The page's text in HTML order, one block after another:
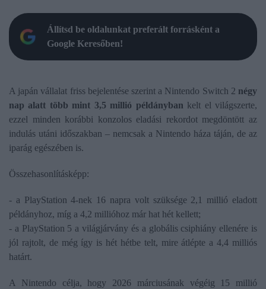
Állítsd be oldalunkat preferált forrásként a
Google Keresőben!
A japán vállalat friss bejelentése szerint a Nintendo Switch 2 négy
nap alatt több mint 3,5 millió példányban kelt el világszerte,
ezzel minden korábbi konzolos eladási rekordot megdöntött az
indulás utáni időszakban – nemcsak a Nintendo háza táján, de az
iparág egészében is.
Összehasonlításképp:
- a PlayStation 4-nek 16 napra volt szüksége 2,1 millió eladott
példányhoz, míg a 4,2 millióhoz már hat hét kellett;
- a PlayStation 5 a világjárvány és a globális csiphiány ellenére is
jól rajtolt, de még így is hét hétbe telt, mire átlépte a 4,4 milliós
határt.
A Nintendo célja, hogy 2026 márciusának végéig 15 millió